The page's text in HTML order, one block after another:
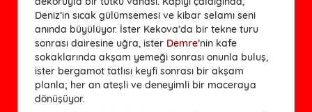
Deniz’in sıcak gülümsemesi ve kibar selamı seni
anında büyülüyor. İster Kekova’da bir tekne turu
sonrası dairesine uğra, ister Demre’nin kafe
sokaklarında akşam yemeği sonrası onunla buluş,
ister bergamot tatlısı keyfi sonrası bir akşam
planla; her an ateşli ve deneyimli bir maceraya
dönüşüyor.